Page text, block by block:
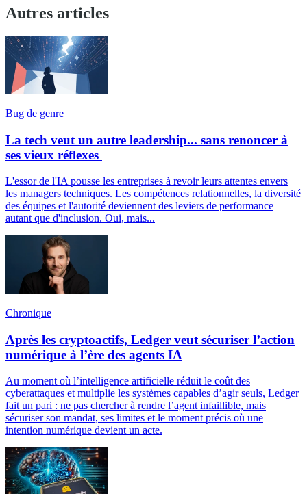
Autres articles
Bug de genre
La tech veut un autre leadership... sans renoncer à
ses vieux réflexes
L'essor de l'IA pousse les entreprises à revoir leurs attentes envers
les managers techniques. Les compétences relationnelles, la diversité
des équipes et l'autorité deviennent des leviers de performance
autant que d'inclusion. Oui, mais...
Chronique
Après les cryptoactifs, Ledger veut sécuriser l’action
numérique à l’ère des agents IA
Au moment où l’intelligence artificielle réduit le coût des
cyberattaques et multiplie les systèmes capables d’agir seuls, Ledger
fait un pari : ne pas chercher à rendre l’agent infaillible, mais
sécuriser son mandat, ses limites et le moment précis où une
intention numérique devient un acte.